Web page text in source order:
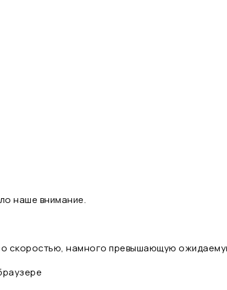
наше внимание.
скоростью, намного превышающую